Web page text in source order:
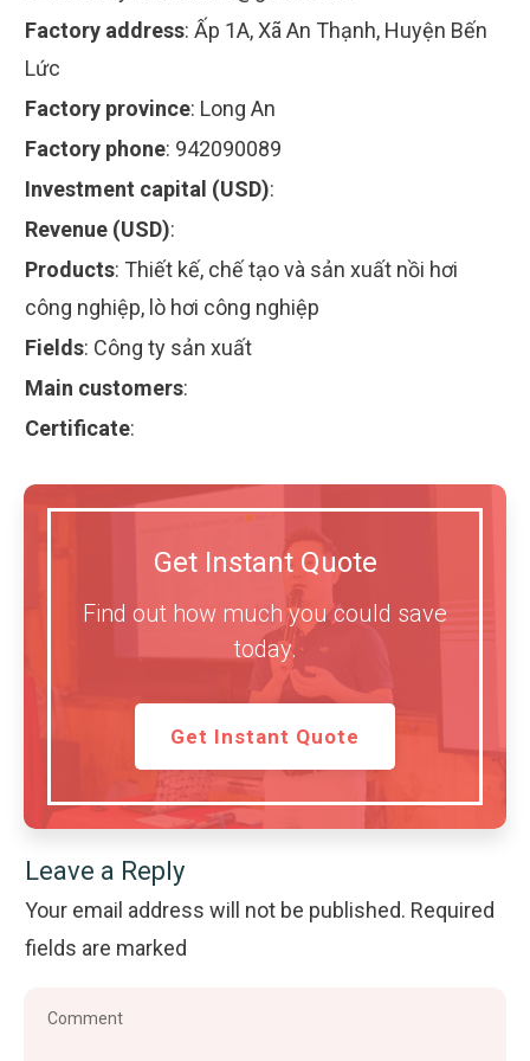
Factory address: Ấp 1A, Xã An Thạnh, Huyện Bến
Lức
Factory province: Long An
Factory phone: 942090089
Investment capital (USD):
Revenue (USD):
Products: Thiết kế, chế tạo và sản xuất nồi hơi
công nghiệp, lò hơi công nghiệp
Fields: Công ty sản xuất
Main customers:
Certificate:
Get Instant Quote
Find out how much you could save
today.
Get Instant Quote
Leave a Reply
Your email address will not be published. Required
fields are marked